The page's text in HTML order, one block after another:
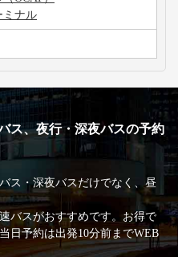
ミナル
ス、夜行・深夜バスの予約
ス・深夜バスだけでなく、昼
バスがおすすめです。お得で
日予約は出発10分前までWEB